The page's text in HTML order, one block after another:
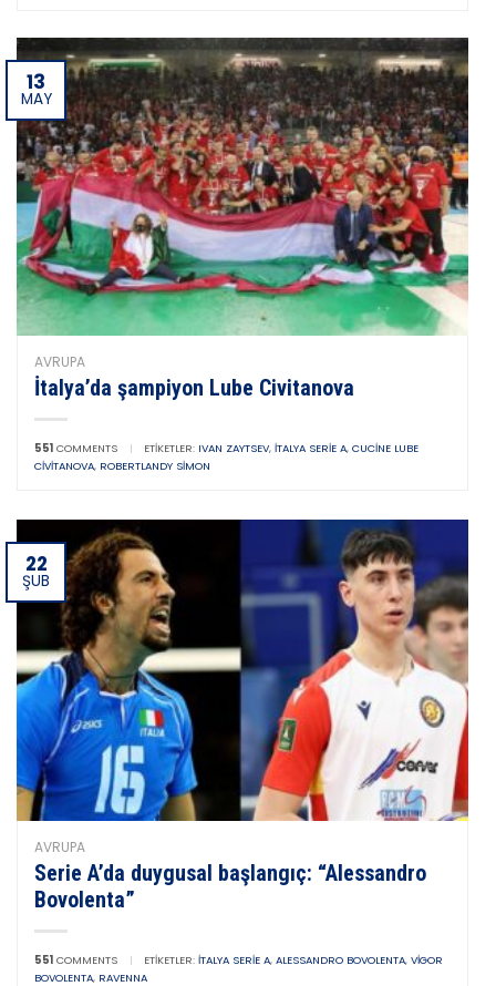
13
MAY
AVRUPA
İtalya’da şampiyon Lube Civitanova
551 COMMENTS | ETIKETLER: IVAN ZAYTSEV, İTALYA SERIE A, CUCINE LUBE
CIVITANOVA, ROBERTLANDY SIMON
22
ŞUB
AVRUPA
Serie A’da duygusal başlangıç: “Alessandro
Bovolenta”
551 COMMENTS | ETIKETLER: İTALYA SERIE A, ALESSANDRO BOVOLENTA, VIGOR
BOVOLENTA, RAVENNA